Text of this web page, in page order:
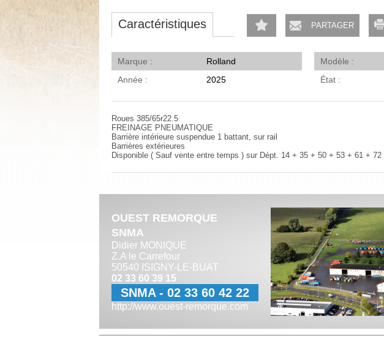
Caractéristiques PARTAGER
Marque Rolland Modèle
Année
2025 État
Roues 385/65r22.5
FREINAGE PNEUMATIQUE
Barrière intérieure suspendue 1 battant, sur rail
Barrières extérieures
Disponible ( Sauf vente entre temps ) sur Dépt. 14 + 35 + 50 + 53 + 61 + 72
OUEST REMORQUE
SNMA
Didier MONIQUE
Z.A le Carrefour
50540 ISIGNY-LE-BUAT
02 33 60 39 15
SNMA - 02 33 60 42 22
http://www.ouest-remorque.com